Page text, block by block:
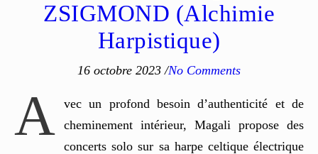
ZSIGMOND (Alchimie
Harpistique)
16 octobre 2023 /No Comments
A vec un profond besoin d’authenticité et de
cheminement intérieur, Magali propose des
concerts solo sur sa harpe celtique électrique